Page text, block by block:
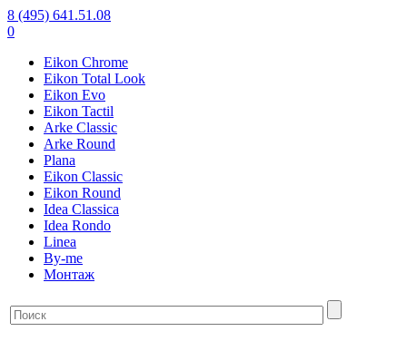
8 (495) 641.51.08
0
Eikon Chrome
Eikon Total Look
Eikon Evo
Eikon Tactil
Arke Classic
Arke Round
Plana
Eikon Classic
Eikon Round
Idea Classica
Idea Rondo
Linea
By-me
Монтаж